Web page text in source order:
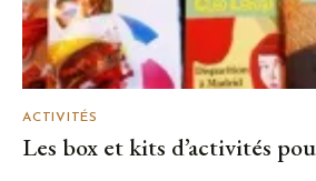
ACTIVITÉS
Les box et kits d’activités